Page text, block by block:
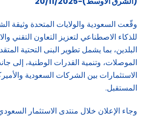
وقّعت السعودية والولايات المتحدة وثيقة
للذكاء الاصطناعي لتعزيز التعاون التقني
البلدين، بما يشمل تطوير البنى التحتية
الموصلات، وتنمية القدرات الوطنية، إلى
الاستثمارات بين الشركات السعودية
المستقبل.
وجاء الإعلان خلال منتدى الاستثمار